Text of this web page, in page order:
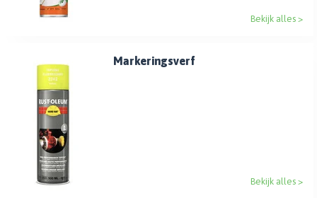
Bekijk alles >
Markeringsverf
Bekijk alles >